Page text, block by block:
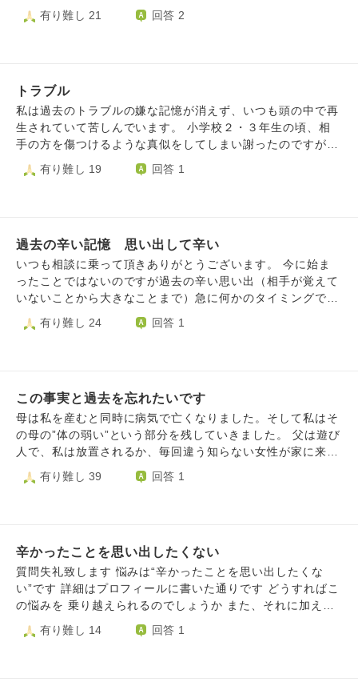
うか先生に言うかしかできませんでした。 その同級生は片
の、部活はやめてしまい、印象が良くないギャルのようにな
っていました。昔から狡猾なことろがあり、正直にしか生き
られない私をバカにしていました。妬み僻みもあると思いま
す。 姿を見て、裏で何か言われていないかと想像してしま
います。私は今ご縁がなく未婚ですが、その同級生は旦那彼
氏がいることを鼻にかけ、子供がいる幸せな様子を自慢する
ているのか不明ですが、よく結婚したものだと思ってしまい
ます。 心構えや対処など、ご教示頂けますと幸いです。
すが、実際には社会人の方もおられました 私はそのSNSで
出会った大人のことを忘れたいです その人とは好きなアニ
いなら死んでやる」「あなたの家を特定した」 などと言わ
れるようになりました 当時は両親にも担任の先生にも心を
開けず、その人だけが自分から話しにいける唯一の大人でし
た その人が自分から離れてしまうのが怖くてその人の要求
鹿なことしたんだろうと感じます でもそれと同時にその人
てしまった 中学を卒業してからもうすぐ5年が経とうとして
いますが、未だに夢に出てきます どうすれば忘れられるで
しょうか
有り難し 21 回答 2
トラブル
私は過去のトラブルの嫌な記憶が消えず、いつも頭の中で再
生されていて苦しんでいます。 小学校２・３年生の頃、相
手の方を傷つけるような真似をしてしまい謝ったのですが、
「謝罪以外の方法で謝って」といわれてしまいました。 謝
罪方法を考えても良い考えが思い浮かばず、その間相手から
になり、同じことをされました。中学での在学中小学校にい
た弟が私がいた中学校まで歩いてこさせられ一緒に嫌がらせ
を受けさせられたこともありました。 卒業後は弟が相手の
仲間から責任をとらされたり母も謝罪させられたりさんざん
いのは私が中学を卒業後、相手が謝罪以外の方法でという条
た。 中学の在学中でも何度か謝ったのにそのときは拒否さ
れました。謝って終わるならこんなに長く続かなかったのに
と悔しかったです。 社会人になっていつも家族に迷惑を
かけてしまったことを心苦しく思っています。毎日過去の嫌
ているのではなく勝手に思いだせれてしまう）しまい苦しい
たのでしょうか？ 家族や他の人を傷つけてしまいその後悔
と申し訳ないという気持ちで一杯で、心の拠り所が無く、ど
うやって生きていけばいいのでしょうか？
有り難し 19 回答 1
過去の辛い記憶 思い出して辛い
いつも相談に乗って頂きありがとうございます。 今に始ま
ったことではないのですが過去の辛い思い出（相手が覚えて
いないことから大きなことまで）急に何かのタイミングでふ
と思い出し連鎖反応のように色んな嫌なことがフラッシュバ
ックして辛くなることがあります。 出かけている時でも家
小馬鹿にされて罰ゲームで電話が掛かってきた、結婚して元
旦那に不倫された時に言われたこと等）、大好きな夫の中学
時代の元カノについて（私より可愛いんだろうなあ、楽しか
ったんだろうなあとか）、母との関係について（親は十分に
と、今は私が第二子妊娠中で上の子の時も百貨店に行くと母
ことにより周りの人と疎遠になり親友とも音信不通なほどに
なったこと、とにかく考えすぎてしまい苦しくなって外出先
でも涙が出るほど辛くなってしまいます。 来週で臨月で上
の子との限られた時間を楽しみたいのに、こんなに苦しみな
を止められません。 思い出したところで何もプラスになら
有り難し 24 回答 1
この事実と過去を忘れたいです
母は私を産むと同時に病気で亡くなりました。そして私はそ
の母の”体の弱い”という部分を残していきました。 父は遊び
人で、私は放置されるか、毎回違う知らない女性が家に来て
暴力を振られていました。 私が生きてるのは祖母のおか
げ。よく父が家にいない状態が続いたときにたまたま祖母が
そして2か月後に父がまた新しい女性を連れてきて父の家に
また戻されます、ですがDVでまた離婚します。そしてまた
祖母の方に行く方式のことです。 学校の皆とも何もかも違
くて勉強も転校でわからないしいじめられるし家に帰ったら
母の場所、だけど小４で膵臓癌で亡くなりました。だけど涙
有り難し 39 回答 1
辛かったことを思い出したくない
質問失礼致します 悩みは“辛かったことを思い出したくな
い”です 詳細はプロフィールに書いた通りです どうすればこ
の悩みを 乗り越えられるのでしょうか また、それに加えお
尋ねしたい事がございます それは因果応報、前世の業につ
いてです いじめを行った人達に因果応報はあるのか 私の人
有り難し 14 回答 1